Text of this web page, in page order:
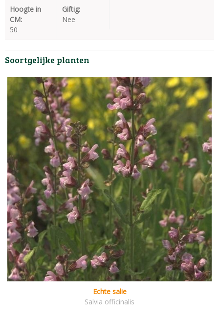
Hoogte in
CM:
50
Giftig:
Nee
Soortgelijke planten
Echte salie
Salvia officinalis